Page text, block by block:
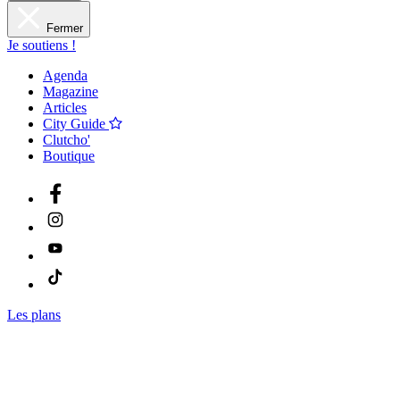
Fermer
Je soutiens !
Agenda
Magazine
Articles
City Guide
Clutcho'
Boutique
Les plans